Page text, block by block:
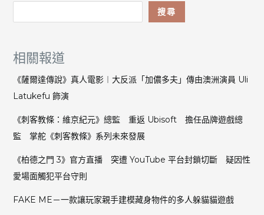
搜尋
相關報道
《薩爾達傳說》真人電影︱大反派「加儂多夫」傳由澳洲演員 Uli
Latukefu 飾演
《刺客教條：維京紀元》總監 重返 Ubisoft 擔任品牌遊戲總
監 掌舵《刺客教條》系列未來發展
《柏德之門 3》官方直播 突遭 YouTube 平台封鎖切斷 疑因性
愛場面觸犯平台守則
FAKE ME－一款讓玩家親手建模藏身物件的多人躲貓貓遊戲